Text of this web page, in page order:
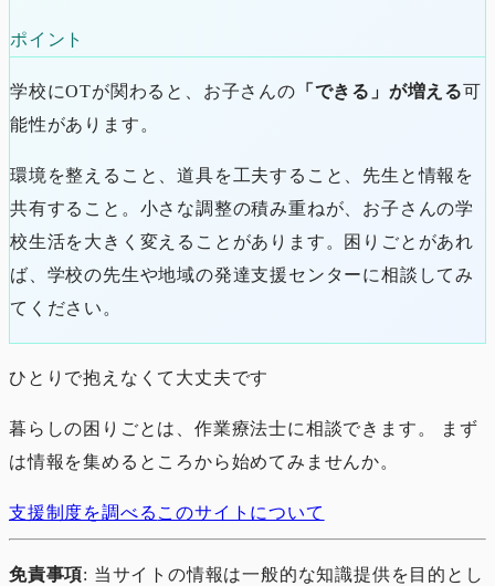
ポイント
学校にOTが関わると、お子さんの 「できる」が増える可
能性があります。
環境を整えること、道具を工夫すること、先生と情報を
共有すること。小さな調整の積み重ねが、お子さんの学
校生活を大きく変えることがあります。困りごとがあれ
ば、学校の先生や地域の発達支援センターに相談してみ
てください。
ひとりで抱えなくて大丈夫です
暮らしの困りごとは、作業療法士に相談できます。 まず
は情報を集めるところから始めてみませんか。
支援制度を調べる このサイトについて
免責事項: 当サイトの情報は一般的な知識提供を目的とし